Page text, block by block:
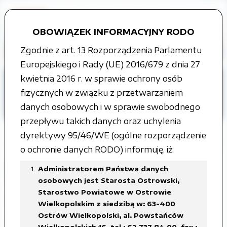
OBOWIĄZEK INFORMACYJNY RODO
Zgodnie z art. 13 Rozporządzenia Parlamentu
Europejskiego i Rady (UE) 2016/679 z dnia 27
kwietnia 2016 r. w sprawie ochrony osób
fizycznych w związku z przetwarzaniem
danych osobowych i w sprawie swobodnego
przepływu takich danych oraz uchylenia
dyrektywy 95/46/WE (ogólne rozporządzenie
o ochronie danych RODO) informuję, iż:
Administratorem Państwa danych
osobowych jest Starosta Ostrowski,
Starostwo Powiatowe w Ostrowie
Wielkopolskim z siedzibą w: 63-400
Ostrów Wielkopolski, al. Powstańców
Strona główna
Grupy tematyczne
Petycje
ROK 2019
Rada Powiatu Ostrowskiego
Rada Powiatu Ostrowskiego
Informacja zbiorcza o petycjach
rozpatrzonych w 2019 roku